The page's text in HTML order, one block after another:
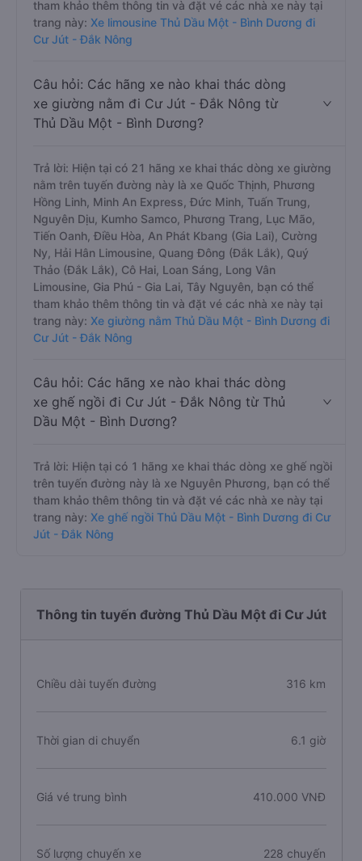
tham khảo thêm thông tin và đặt vé các nhà xe này tại
trang này: Xe limousine Thủ Dầu Một - Bình Dương đi
Cư Jút - Đắk Nông
Câu hỏi: Các hãng xe nào khai thác dòng
xe giường nằm đi Cư Jút - Đắk Nông từ
Thủ Dầu Một - Bình Dương?
Trả lời: Hiện tại có 21 hãng xe khai thác dòng xe giường
nằm trên tuyến đường này là xe Quốc Thịnh, Phương
Hồng Linh, Minh An Express, Đức Minh, Tuấn Trung,
Nguyên Dịu, Kumho Samco, Phương Trang, Lục Mão,
Tiến Oanh, Điều Hòa, An Phát Kbang (Gia Lai), Cường
Ny, Hải Hân Limousine, Quang Đông (Đắk Lắk), Quý
Thảo (Đắk Lắk), Cô Hai, Loan Sáng, Long Vân
Limousine, Gia Phú - Gia Lai, Tây Nguyên, bạn có thể
tham khảo thêm thông tin và đặt vé các nhà xe này tại
trang này: Xe giường nằm Thủ Dầu Một - Bình Dương đi
Cư Jút - Đắk Nông
Câu hỏi: Các hãng xe nào khai thác dòng
xe ghế ngồi đi Cư Jút - Đắk Nông từ Thủ
Dầu Một - Bình Dương?
Trả lời: Hiện tại có 1 hãng xe khai thác dòng xe ghế ngồi
trên tuyến đường này là xe Nguyên Phương, bạn có thể
tham khảo thêm thông tin và đặt vé các nhà xe này tại
trang này: Xe ghế ngồi Thủ Dầu Một - Bình Dương đi Cư
Jút - Đắk Nông
Thông tin tuyến đường Thủ Dầu Một đi Cư Jút
Chiều dài tuyến đường 316 km
Thời gian di chuyển 6.1 giờ
Giá vé trung bình 410.000 VNĐ
Số lượng chuyến xe 228 chuyến